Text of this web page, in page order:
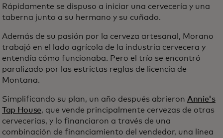
Rápidamente se dispuso a iniciar una cervecería y una
taberna junto a su hermano y su cuñado.
Además de su pasión por la cerveza artesanal, Morano
trabajó en el lado agrícola de la industria cervecera y
entendía cómo funcionaba. Pero el trío se encontró
paralizado por las estrictas reglas de licencia de
Montana.
Simplificando su plan, un año después abrieron Annie's
Tap House, que vende principalmente cervezas de otras
cervecerías, y lo financiaron a través de una
combinación de financiamiento del vendedor, una línea